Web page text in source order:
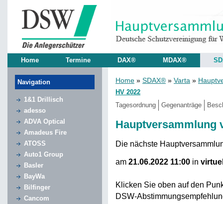
Home Termine DAX® MDAX®
Navigation
1&1 Drillisch
adesso
ADVA Optical
Amadeus Fire
ATOSS
Auto1 Group
Basler
BayWa
Bilfinger
Cancom
Home » SDAX® » Varta »
HV 2022
Tagesordnung
Gegenanträge
Hauptversammlung
Die nächste
am 21.06.2022 11:00 in
Klicken Sie oben auf den
DSW-